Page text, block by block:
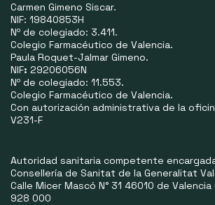
Carmen Gimeno Siscar.
NIF: 19840853H
Nº de colegiado: 3.411.
Colegio Farmacéutico de Valencia.
Paula Roquet-Jalmar Gimeno.
NIF: 29206056N
Nº de colegiado: 11.553.
Colegio Farmacéutico de Valencia.
Con autorización administrativa de la
V231-F
Autoridad sanitaria competente
Consellería de Sanitat de la Generalitat
Calle Micer Mascó N° 31 46010 de
928 000